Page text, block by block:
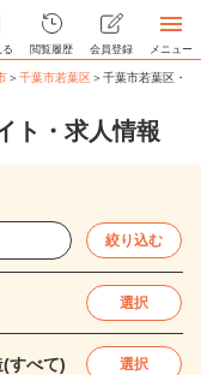
る 閲覧履歴 会員登録 メニュー
＞千葉市若葉区＞千葉市若葉区・
ト・求人情報
絞り込む
選択
すべて) 選択